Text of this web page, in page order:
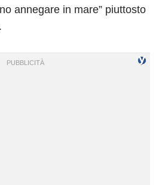
annegare in mare” piuttosto